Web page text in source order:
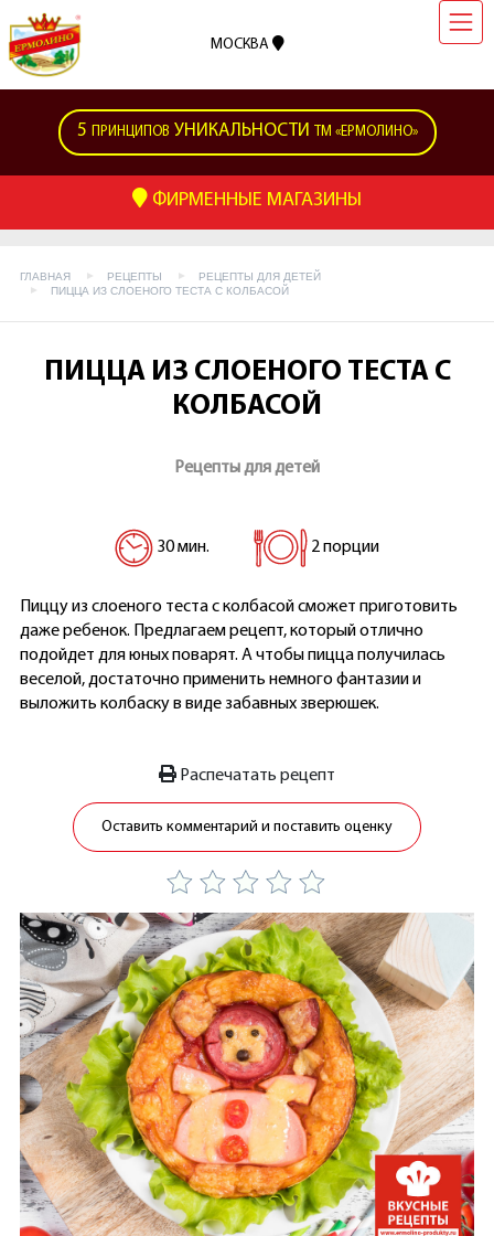
МОСКВА
5 ПРИНЦИПОВ УНИКАЛЬНОСТИ ТМ «ЕРМОЛИНО»
ФИРМЕННЫЕ МАГАЗИНЫ
ГЛАВНАЯ РЕЦЕПТЫ
РЕЦЕПТЫ ДЛЯ ДЕТЕЙ
ПИЦЦА ИЗ СЛОЕНОГО ТЕСТА С КОЛБАСОЙ
ПИЦЦА ИЗ СЛОЕНОГО ТЕСТА С
КОЛБАСОЙ
Рецепты для детей
30 мин. 2 порции
Пиццу из слоеного теста с колбасой сможет приготовить
даже ребенок. Предлагаем рецепт, который отлично
подойдет для юных поварят. А чтобы пицца получилась
веселой, достаточно применить немного фантазии и
выложить колбаску в виде забавных зверюшек.
Распечатать рецепт
Оставить комментарий и поставить оценку